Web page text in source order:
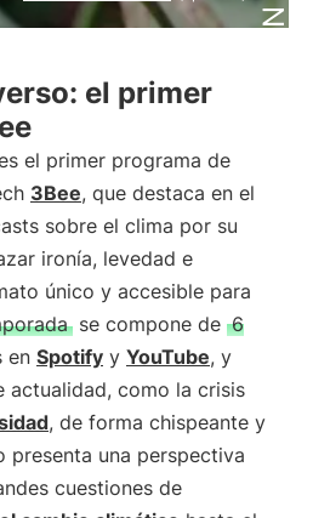
el primer
el primer programa de
3Bee, que destaca en el
sobre el clima por su
ironía, levedad e
único y accesible para
se compone de 6
en Spotify y YouTube, y
actualidad, como la crisis
, de forma chispeante y
presenta una perspectiva
cuestiones de